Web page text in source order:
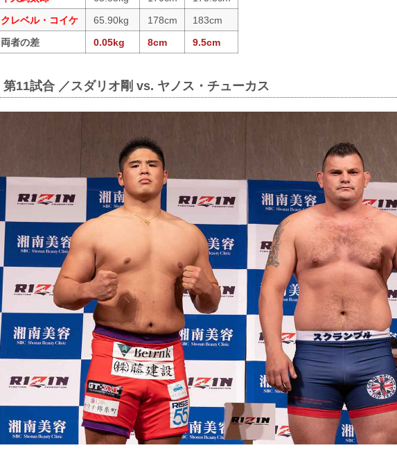
クレベル・コイケ
65.90kg 178cm
183cm
両者の差
0.05kg 8cm 9.5cm
第11試合 ／スダリオ剛 vs. ヤノス・チューカス